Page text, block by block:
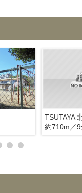
TSUTAYA
約710m／